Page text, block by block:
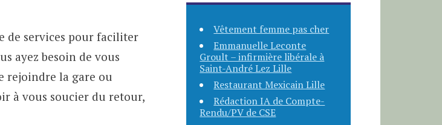
de services pour faciliter
ayez besoin de vous
rejoindre la gare ou
à vous soucier du retour,
Vêtement femme pas cher
Emmanuelle Leconte
Groult – infirmière libérale à
Saint-André Lez Lille
Restaurant Mexicain Lille
Rédaction IA de Compte-
Rendu/PV de CSE